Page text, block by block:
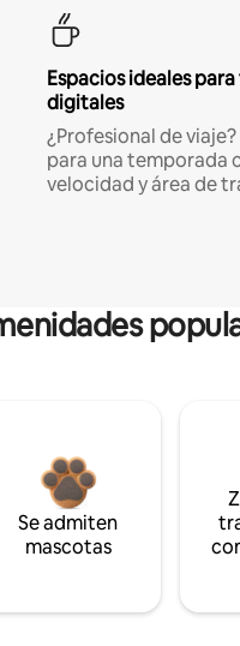
Espacios ideales
digitales
¿Profesional de
para una temporada
velocidad y área de
Se admiten
mascotas